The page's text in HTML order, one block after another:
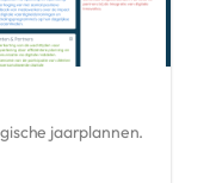
jaarplannen.